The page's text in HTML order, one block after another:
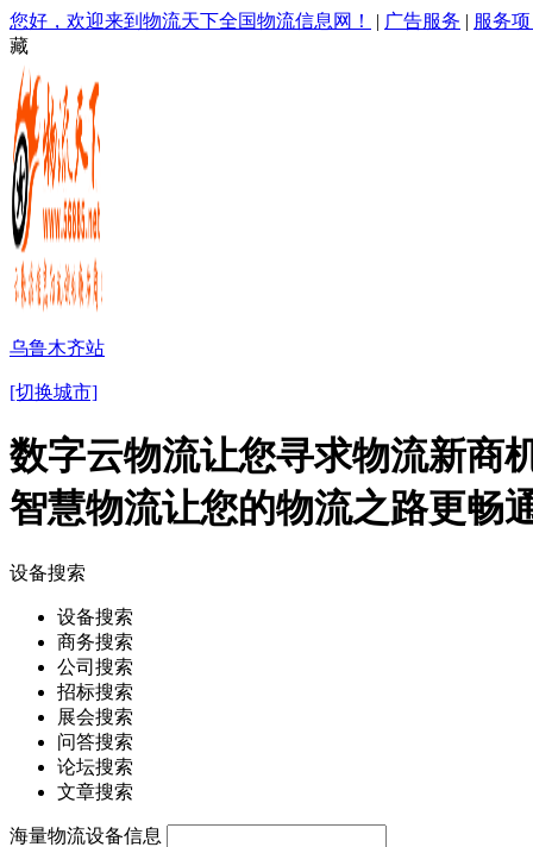
您好，欢迎来到物流天下全国物流信息网！ | 广告服务 | 服务
藏
乌鲁木齐站
[切换城市]
数字云物流让您寻求物流新商
智慧物流让您的物流之路更畅
设备搜索
设备搜索
商务搜索
公司搜索
招标搜索
展会搜索
问答搜索
论坛搜索
文章搜索
海量物流设备信息